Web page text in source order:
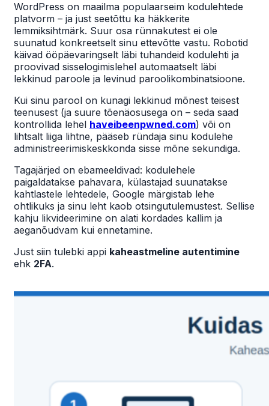
WordPress on maailma populaarseim kodulehtede
platvorm – ja just seetõttu ka häkkerite
lemmiksihtmärk. Suur osa rünnakutest ei ole
suunatud konkreetselt sinu ettevõtte vastu. Robotid
käivad ööpäevaringselt läbi tuhandeid kodulehti ja
proovivad sisselogimislehel automaatselt läbi
lekkinud paroole ja levinud paroolikombinatsioone.
Kui sinu parool on kunagi lekkinud mõnest teisest
teenusest (ja suure tõenäosusega on – seda saad
kontrollida lehel haveibeenpwned.com) või on
lihtsalt liiga lihtne, pääseb ründaja sinu kodulehe
administreerimiskeskkonda sisse mõne sekundiga.
Tagajärjed on ebameeldivad: kodulehele
paigaldatakse pahavara, külastajad suunatakse
kahtlastele lehtedele, Google märgistab lehe
ohtlikuks ja sinu leht kaob otsingutulemustest. Sellise
kahju likvideerimine on alati kordades kallim ja
aeganõudvam kui ennetamine.
Just siin tulebki appi kaheastmeline autentimine
ehk 2FA.